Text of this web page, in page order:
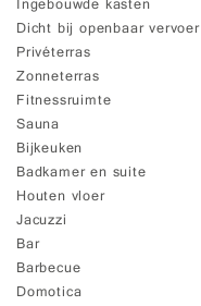
Ingebouwde kasten
Dicht bij openbaar vervoer
Privéterras
Zonneterras
Fitnessruimte
Sauna
Bijkeuken
Badkamer en suite
Houten vloer
Jacuzzi
Bar
Barbecue
Domotica